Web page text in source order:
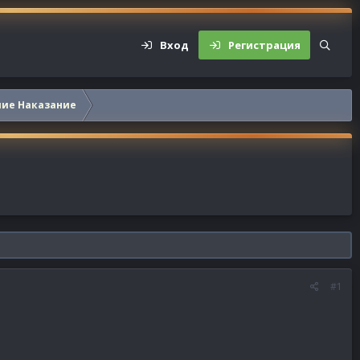
Вход Регистрация
Наказание
#1